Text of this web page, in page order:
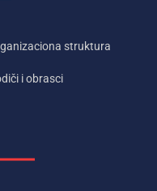
struktura
i obrasci